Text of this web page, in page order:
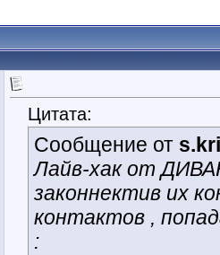
Цитата:
Сообщение от
Лайв-хак от
законнектив их
контактов ,
: